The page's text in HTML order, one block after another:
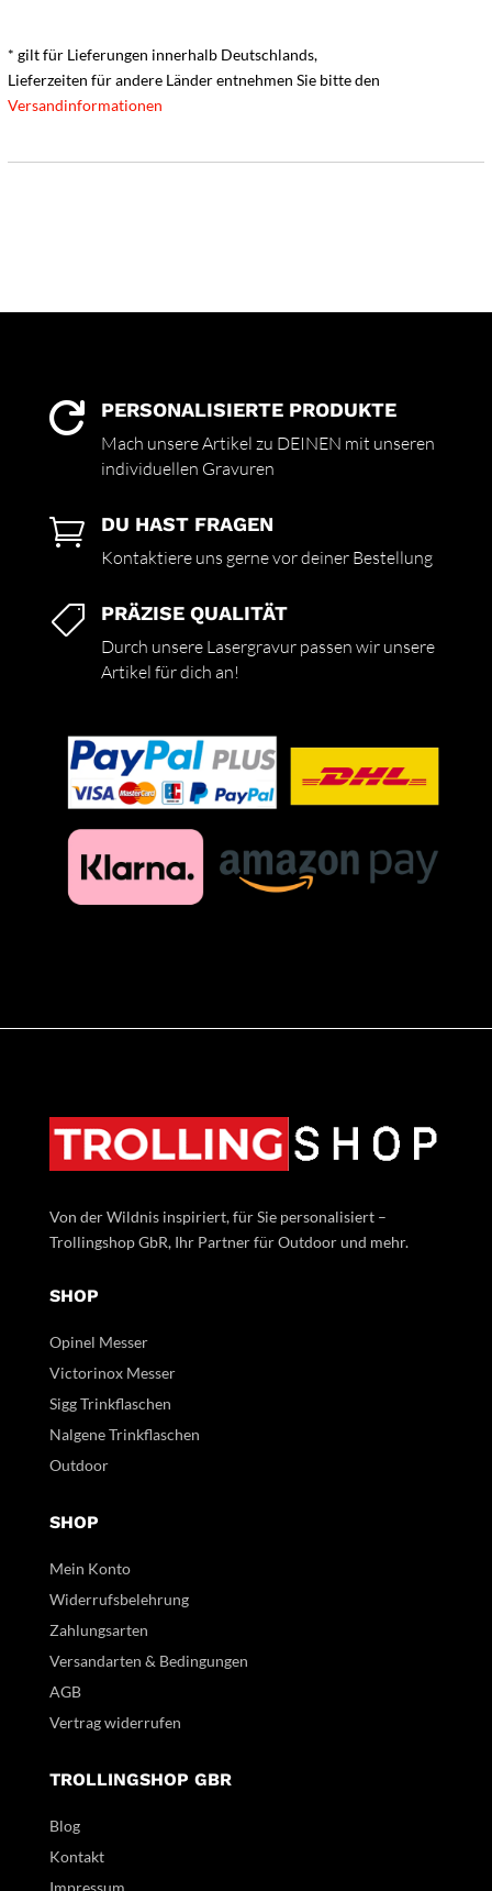
* gilt für Lieferungen innerhalb Deutschlands,
Lieferzeiten für andere Länder entnehmen Sie bitte den
Versandinformationen
 PERSONALISIERTE PRODUKTE
Mach unsere Artikel zu DEINEN mit unseren
individuellen Gravuren
 DU HAST FRAGEN
Kontaktiere uns gerne vor deiner Bestellung
 PRÄZISE QUALITÄT
Durch unsere Lasergravur passen wir unsere
Artikel für dich an!
Von der Wildnis inspiriert, für Sie personalisiert –
Trollingshop GbR, Ihr Partner für Outdoor und mehr.
SHOP
Opinel Messer
Victorinox Messer
Sigg Trinkflaschen
Nalgene Trinkflaschen
Outdoor
SHOP
Mein Konto
Widerrufsbelehrung
Zahlungsarten
Versandarten & Bedingungen
AGB
Vertrag widerrufen
TROLLINGSHOP GBR
Blog
Kontakt
Impressum